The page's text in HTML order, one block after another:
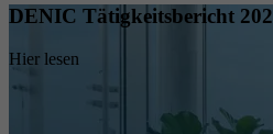
DENIC Tätigkeitsbericht
Hier lesen